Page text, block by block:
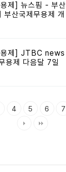
제] 뉴스핌 - 부산
산국제무용제 개
용제] JTBC news
용제 다음달 7일
4 5 6 7